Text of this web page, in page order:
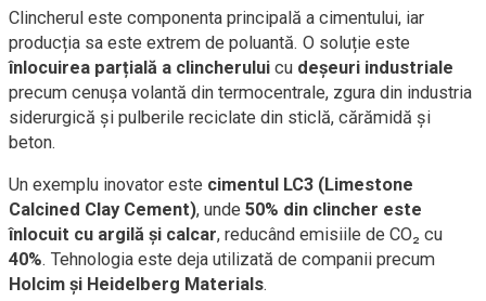
Clincherul este componenta principală a cimentului, iar
producția sa este extrem de poluantă. O soluție este
înlocuirea parțială a clincherului cu deșeuri industriale
precum cenușa volantă din termocentrale, zgura din industria
siderurgică și pulberile reciclate din sticlă, cărămidă și
beton.
Un exemplu inovator este cimentul LC3 (Limestone
Calcined Clay Cement), unde 50% din clincher este
înlocuit cu argilă și calcar, reducând emisiile de CO₂ cu
40%. Tehnologia este deja utilizată de companii precum
Holcim și Heidelberg Materials.